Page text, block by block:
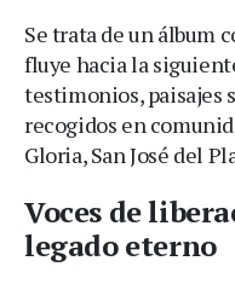
Se trata de un álbum
fluye hacia la
testimonios, paisajes
recogidos en
Gloria, San José del
Voces de
legado eterno